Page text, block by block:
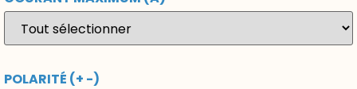
POLARITÉ (+ -)